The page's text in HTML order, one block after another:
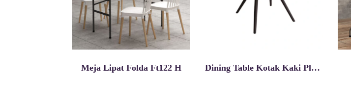
Meja Lipat Folda Ft122 H Dining Table Kotak Kaki Plastik ODTSQ